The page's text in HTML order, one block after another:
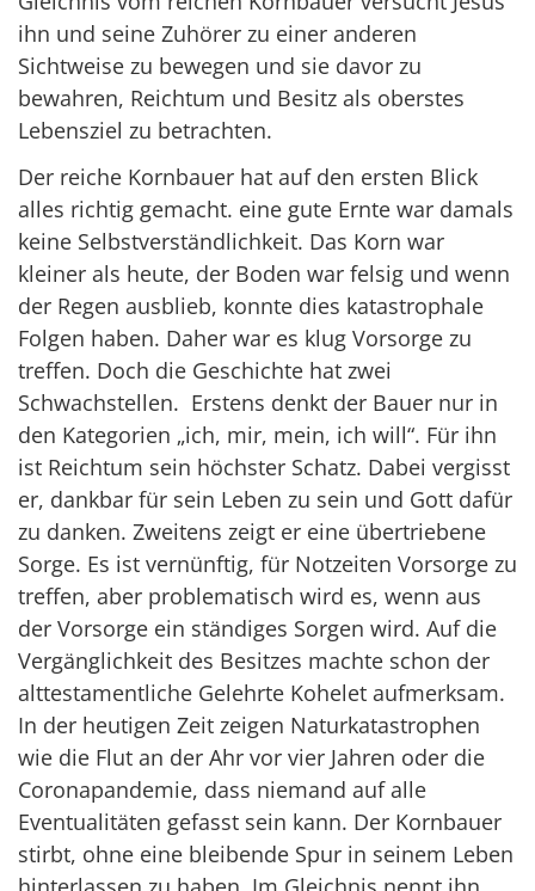
ihn und seine Zuhörer zu einer anderen
Sichtweise zu bewegen und sie davor zu
bewahren, Reichtum und Besitz als oberstes
Lebensziel zu betrachten.
Der reiche Kornbauer hat auf den ersten Blick
alles richtig gemacht. eine gute Ernte war damals
keine Selbstverständlichkeit. Das Korn war
kleiner als heute, der Boden war felsig und wenn
der Regen ausblieb, konnte dies katastrophale
Folgen haben. Daher war es klug Vorsorge zu
treffen. Doch die Geschichte hat zwei
Schwachstellen. Erstens denkt der Bauer nur in
den Kategorien „ich, mir, mein, ich will“. Für ihn
ist Reichtum sein höchster Schatz. Dabei vergisst
er, dankbar für sein Leben zu sein und Gott dafür
zu danken. Zweitens zeigt er eine übertriebene
Sorge. Es ist vernünftig, für Notzeiten Vorsorge zu
treffen, aber problematisch wird es, wenn aus
der Vorsorge ein ständiges Sorgen wird. Auf die
Vergänglichkeit des Besitzes machte schon der
alttestamentliche Gelehrte Kohelet aufmerksam.
In der heutigen Zeit zeigen Naturkatastrophen
wie die Flut an der Ahr vor vier Jahren oder die
Coronapandemie, dass niemand auf alle
Eventualitäten gefasst sein kann. Der Kornbauer
stirbt, ohne eine bleibende Spur in seinem Leben